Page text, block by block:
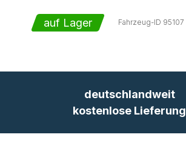
auf Lager Fahrzeug-ID 95107
deutschlandweit
kostenlose Lieferung